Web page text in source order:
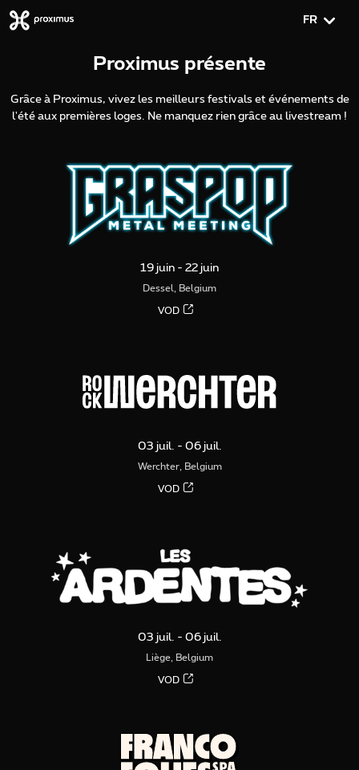
FR
Proximus présente
Grâce à Proximus, vivez les meilleurs festivals et événements de
l'été aux premières loges. Ne manquez rien grâce au livestream !
19 juin - 22 juin
Dessel, Belgium
VOD
03 juil. - 06 juil.
Werchter, Belgium
VOD
03 juil. - 06 juil.
Liège, Belgium
VOD